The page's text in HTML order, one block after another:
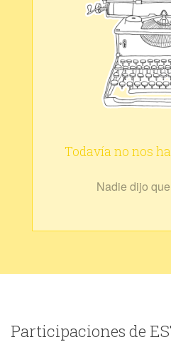
Todavía no nos
Nadie dijo
Participaciones de